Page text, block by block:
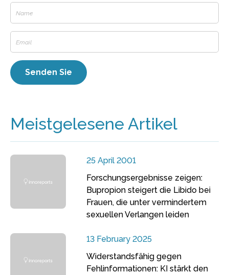
Meistgelesene Artikel
25 April 2001
Forschungsergebnisse zeigen:
Bupropion steigert die Libido bei
Frauen, die unter vermindertem
sexuellen Verlangen leiden
13 February 2025
Widerstandsfähig gegen
Fehlinformationen: KI stärkt den